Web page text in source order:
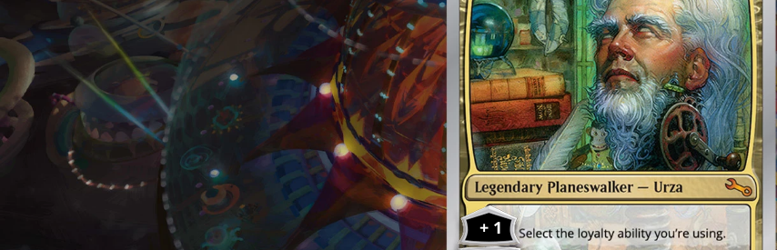
+ 1